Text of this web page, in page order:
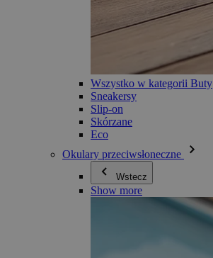
Wszystko w kategorii Buty
Sneakersy
Slip-on
Skórzane
Eco
Okulary przeciwsłoneczne
Wstecz
Show more